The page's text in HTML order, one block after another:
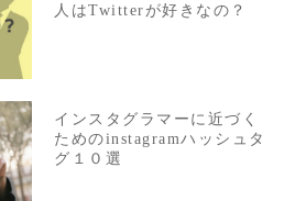
人はTwitterが好きなの？
インスタグラマーに近づく
ためのinstagramハッシュタ
グ１０選